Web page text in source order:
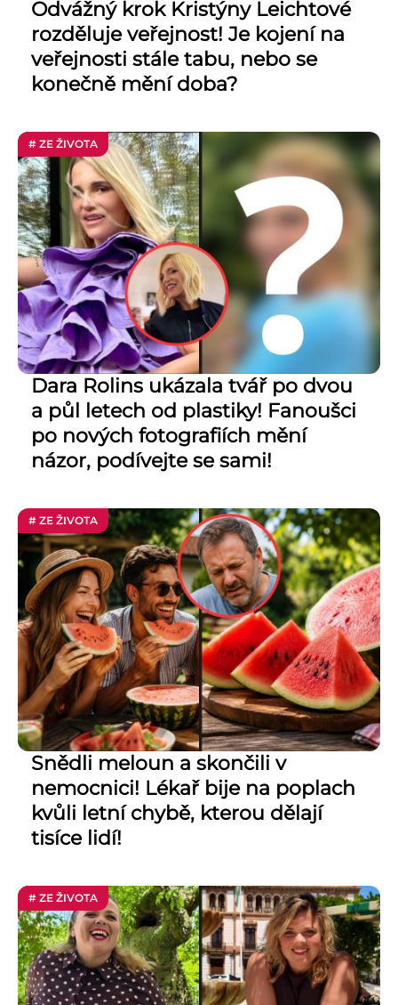
Odvážný krok Kristýny Leichtové
rozděluje veřejnost! Je kojení na
veřejnosti stále tabu, nebo se
konečně mění doba?
# ZE ŽIVOTA
Dara Rolins ukázala tvář po dvou
a půl letech od plastiky! Fanoušci
po nových fotografiích mění
názor, podívejte se sami!
# ZE ŽIVOTA
Snědli meloun a skončili v
nemocnici! Lékař bije na poplach
kvůli letní chybě, kterou dělají
tisíce lidí!
# ZE ŽIVOTA